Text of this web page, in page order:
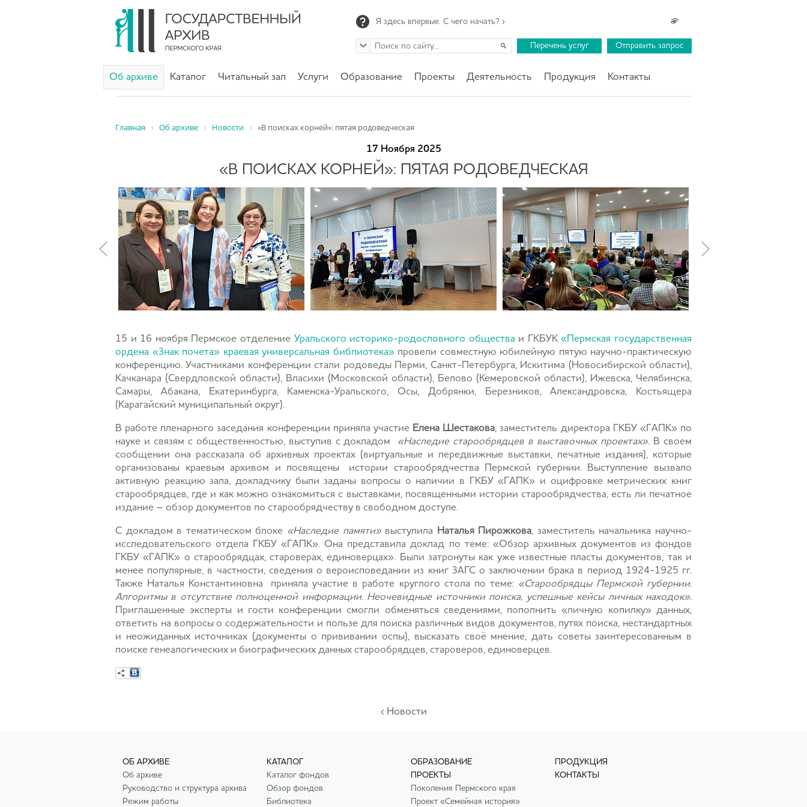
Я здесь впервые. С чего начать? ›
Перечень услуг Отправить запрос
Об архиве Каталог Читальный зал Услуги Образование Проекты Деятельность Продукция Контакты
Главная Об архиве Новости «В поисках корней»: пятая родоведческая
17 Ноября 2025
«В ПОИСКАХ КОРНЕЙ»: ПЯТАЯ РОДОВЕДЧЕСКАЯ
15 и 16 ноября Пермское отделение Уральского историко-родословного общества и ГКБУК«Пермская государственная
ордена «Знак почета» краевая универсальная библиотека» провели совместную юбилейную пятую научно-практическую
конференцию. Участниками конференции стали родоведы Перми, Санкт-Петербурга, Искитима (Новосибирской области),
Качканара (Свердловской области), Власихи (Московской области), Белово (Кемеровской области), Ижевска, Челябинска,
Самары, Абакана, Екатеринбурга, Каменска-Уральского, Осы, Добрянки, Березников, Александровска, Костьящера
(Карагайский муниципальный округ).
В работе пленарного заседания конференции приняла участие Елена Шестакова, заместитель директора ГКБУ «ГАПК» по
науке и связям с общественностью, выступив с докладом «Наследие старообрядцев в выставочных проектах». В своем
сообщении она рассказала об архивных проектах (виртуальные и передвижные выставки, печатные издания), которые
организованы краевым архивом и посвящены истории старообрядчества Пермской губернии. Выступление вызвало
активную реакцию зала, докладчику были заданы вопросы о наличии в ГКБУ «ГАПК» и оцифровке метрических книг
старообрядцев, где и как можно ознакомиться с выставками, посвященными истории старообрядчества, есть ли печатное
издание – обзор документов по старообрядчеству в свободном доступе.
С докладом в тематическом блоке «Наследие памяти»выступила Наталья Пирожкова, заместитель начальника научно-
исследовательского отдела ГКБУ «ГАПК». Она представила доклад по теме: «Обзор архивных документов из фондов
ГКБУ «ГАПК» о старообрядцах, староверах, единоверцах». Были затронуты как уже известные пласты документов, так и
менее популярные, в частности, сведения о вероисповедании из книг ЗАГС о заключении брака в период 1924-1925 гг.
Также Наталья Константиновна приняла участие в работе круглого стола по теме: «Старообрядцы Пермской губернии.
Алгоритмы в отсутствие полноценной информации. Неочевидные источники поиска, успешные кейсы личных находок».
Приглашенные эксперты и гости конференции смогли обменяться сведениями, пополнить «личную копилку» данных,
ответить на вопросы о содержательности и пользе для поиска различных видов документов, путях поиска, нестандартных
и неожиданных источниках (документы о прививании оспы), высказать своё мнение, дать советы заинтересованным в
поиске генеалогических и биографических данных старообрядцев, староверов, единоверцев.
‹ Новости
ОБ АРХИВЕ
Об архиве
Руководство и структура архива
Режим работы
КАТАЛОГ
Каталог фондов
Обзор фондов
Библиотека
ОБРАЗОВАНИЕ
ПРОЕКТЫ
Поколения Пермского края
Проект «Семейная история»
ПРОДУКЦИЯ
КОНТАКТЫ